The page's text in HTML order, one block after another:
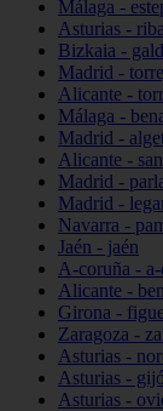
Málaga -
Asturias -
Bizkaia -
Madrid -
Alicante -
Málaga -
Madrid -
Alicante -
Madrid -
Madrid -
Navarra -
Jaén - jaén
A-coruña -
Alicante -
Girona -
Zaragoza -
Asturias -
Asturias -
Asturias -